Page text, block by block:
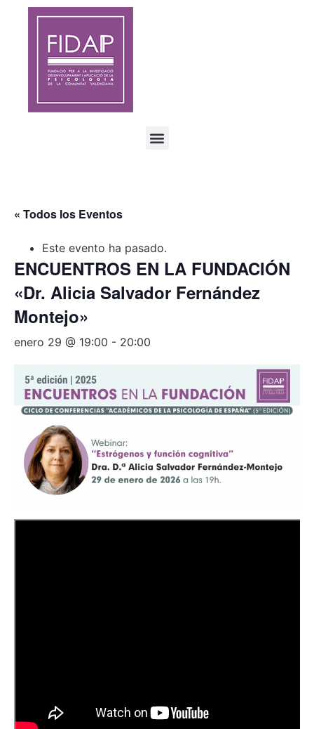
« Todos los Eventos
Este evento ha pasado.
ENCUENTROS EN LA FUNDACIÓN
«Dr. Alicia Salvador Fernández
Montejo»
enero 29 @ 19:00 - 20:00